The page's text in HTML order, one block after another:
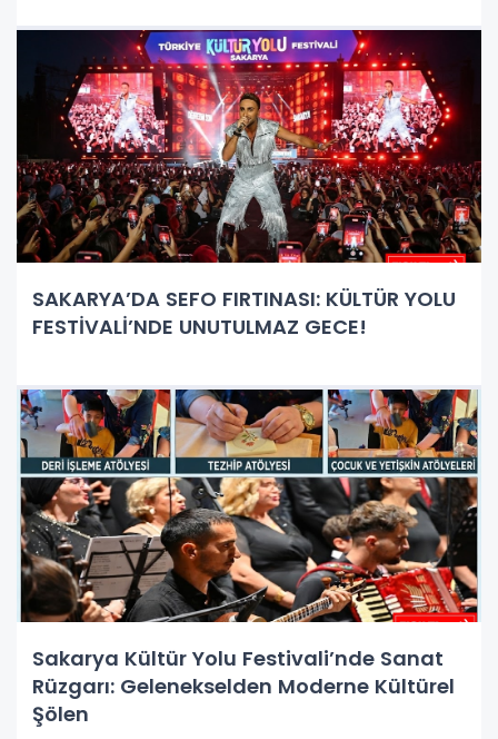
SAKARYA’DA SEFO FIRTINASI: KÜLTÜR YOLU
FESTİVALİ’NDE UNUTULMAZ GECE!
Sakarya Kültür Yolu Festivali’nde Sanat
Rüzgarı: Gelenekselden Moderne Kültürel
Şölen